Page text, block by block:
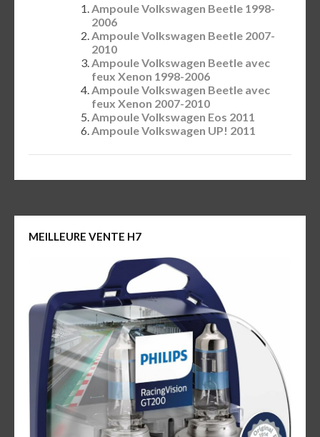
Ampoule Volkswagen Beetle 1998-
2006
Ampoule Volkswagen Beetle 2007-
2010
Ampoule Volkswagen Beetle avec
feux Xenon 1998-2006
Ampoule Volkswagen Beetle avec
feux Xenon 2007-2010
Ampoule Volkswagen Eos 2011
Ampoule Volkswagen UP! 2011
MEILLEURE VENTE H7